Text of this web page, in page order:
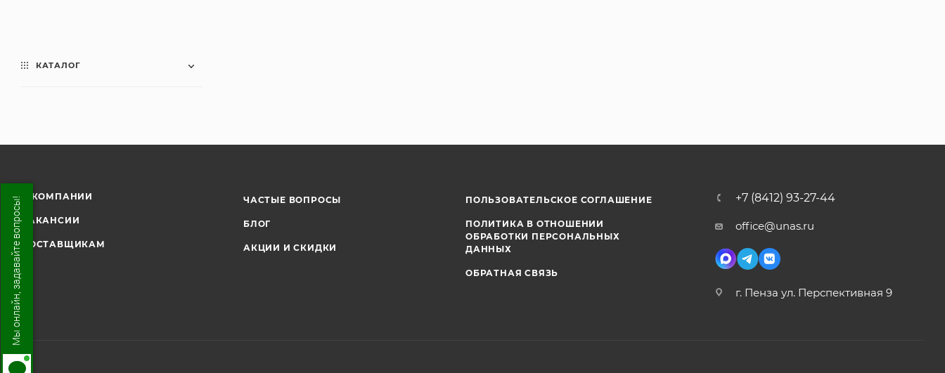
КАТАЛОГ
О КОМПАНИИ
ВАКАНСИИ
ПОСТАВЩИКАМ
ЧАСТЫЕ ВОПРОСЫ
БЛОГ
АКЦИИ И СКИДКИ
ПОЛЬЗОВАТЕЛЬСКОЕ СОГЛАШЕНИЕ
ПОЛИТИКА В ОТНОШЕНИИ
ОБРАБОТКИ ПЕРСОНАЛЬНЫХ
ДАННЫХ
ОБРАТНАЯ СВЯЗЬ
+7 (8412) 93-27-44
office@unas.ru
г. Пенза ул. Перспективная 9
Мы онлайн, задавайте вопросы!